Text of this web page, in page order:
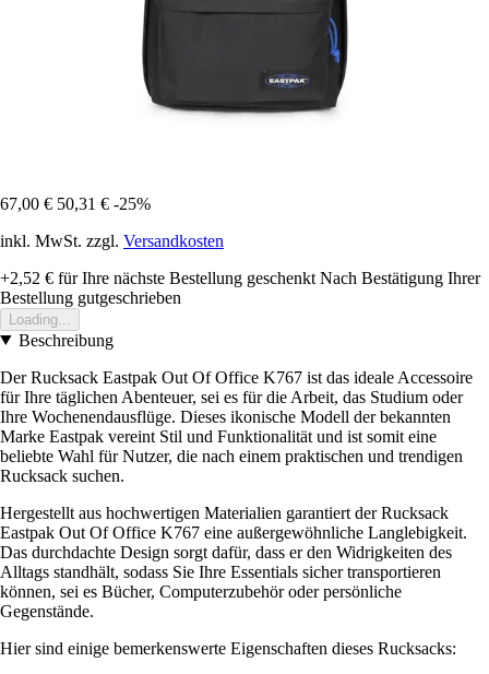
67,00 € 50,31 € -25%
inkl. MwSt. zzgl. Versandkosten
+2,52 € für Ihre nächste Bestellung geschenkt Nach Bestätigung Ihrer
Bestellung gutgeschrieben
Loading...
Beschreibung
Der Rucksack Eastpak Out Of Office K767 ist das ideale Accessoire
für Ihre täglichen Abenteuer, sei es für die Arbeit, das Studium oder
Ihre Wochenendausflüge. Dieses ikonische Modell der bekannten
Marke Eastpak vereint Stil und Funktionalität und ist somit eine
beliebte Wahl für Nutzer, die nach einem praktischen und trendigen
Rucksack suchen.
Hergestellt aus hochwertigen Materialien garantiert der Rucksack
Eastpak Out Of Office K767 eine außergewöhnliche Langlebigkeit.
Das durchdachte Design sorgt dafür, dass er den Widrigkeiten des
Alltags standhält, sodass Sie Ihre Essentials sicher transportieren
können, sei es Bücher, Computerzubehör oder persönliche
Gegenstände.
Hier sind einige bemerkenswerte Eigenschaften dieses Rucksacks: